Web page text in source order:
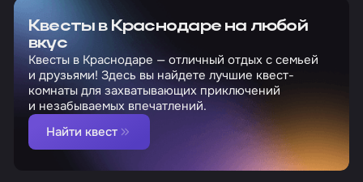
Квесты в Краснодаре на любой
вкус
Квесты в Краснодаре — отличный отдых с семьей
и друзьями! Здесь вы найдете лучшие квест-
комнаты для захватывающих приключений
и незабываемых впечатлений.
Найти квест